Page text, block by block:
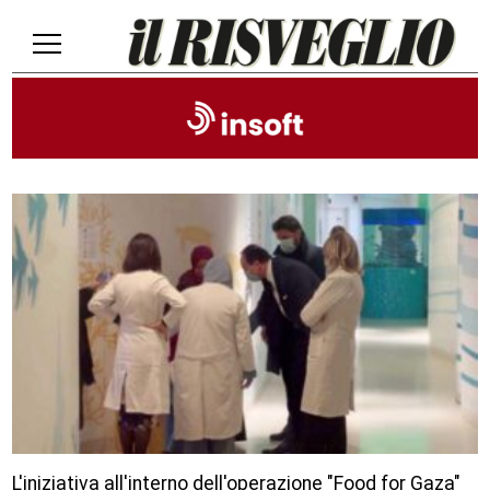
L'iniziativa all'interno dell'operazione "Food for Gaza"